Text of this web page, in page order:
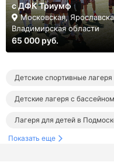
с ДФК Триумф
Московская,
Владимирская области
65 000 руб.
Детские спортивные лагеря
Детские лагеря с бассейном
Лагеря для детей в
Лагеря в Истре и
Показать еще